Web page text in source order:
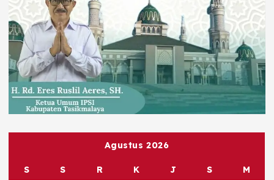
Agustus 2026
S S R K J S
M